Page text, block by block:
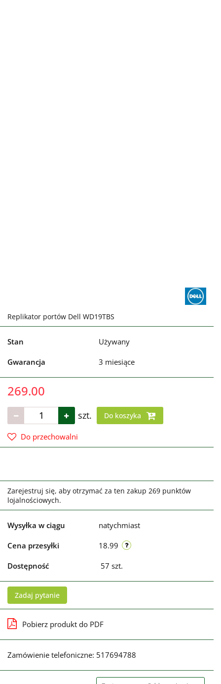
Replikator portów Dell WD19TBS
Stan Używany
Gwarancja 3 miesiące
269.00
szt. Do koszyka
Do przechowalni
Zarejestruj się, aby otrzymać za ten zakup 269 punktów
lojalnościowych.
Wysyłka w ciągu natychmiast
Cena przesyłki 18.99
Dostępność 57 szt.
Zadaj pytanie
Pobierz produkt do PDF
Zamówienie telefoniczne: 517694788